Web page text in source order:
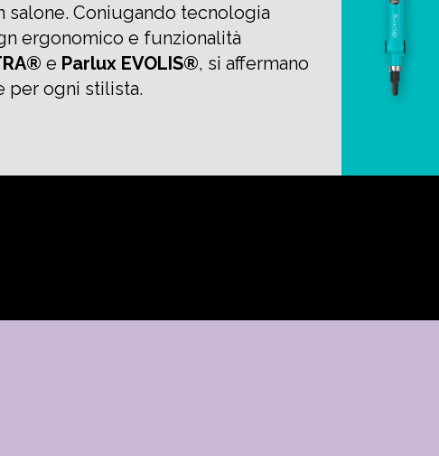
salone. Coniugando tecnologia
ergonomico e funzionalità
e Parlux EVOLIS®, si affermano
per ogni stilista.